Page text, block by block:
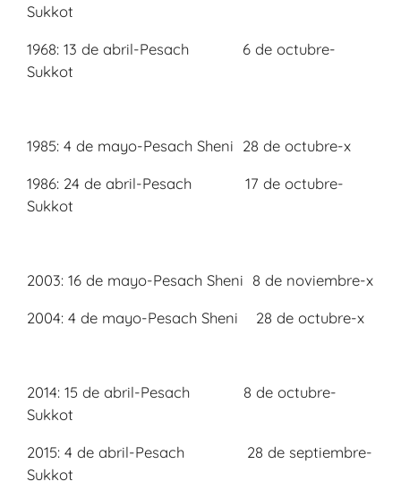
Sukkot
1968: 13 de abril-Pesach 6 de octubre-
Sukkot
1985: 4 de mayo-Pesach Sheni 28 de octubre-x
1986: 24 de abril-Pesach 17 de octubre-
Sukkot
2003: 16 de mayo-Pesach Sheni 8 de noviembre-x
2004: 4 de mayo-Pesach Sheni 28 de octubre-x
2014: 15 de abril-Pesach 8 de octubre-
Sukkot
2015: 4 de abril-Pesach 28 de septiembre-
Sukkot